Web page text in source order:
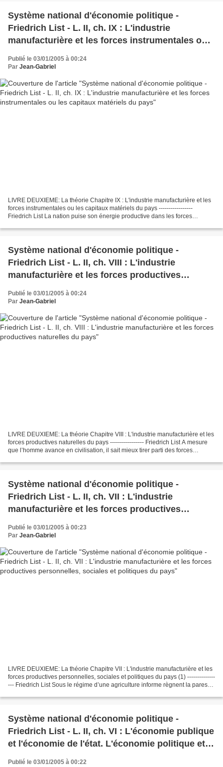
Système national d'économie politique -
Friedrich List - L. II, ch. IX : L'industrie
manufacturière et les forces instrumentales ou
les capitaux matériels du pays
Publié le 03/01/2005 à 00:24
Par Jean-Gabriel
LIVRE DEUXIEME: La théorie Chapitre IX : L'industrie manufacturière et les
forces instrumentales ou les capitaux matériels du pays -----------------
Friedrich List La nation puise son énergie productive dans les forces
Système national d'économie politique -
Friedrich List - L. II, ch. VIII : L'industrie
manufacturière et les forces productives
Publié le 03/01/2005 à 00:24
Par Jean-Gabriel
LIVRE DEUXIEME: La théorie Chapitre VIII : L'industrie manufacturière et les
forces productives naturelles du pays ----------------- Friedrich List A mesure
que l’homme avance en civilisation, il sait mieux tirer parti des forces
Système national d'économie politique -
Friedrich List - L. II, ch. VII : L'industrie
manufacturière et les forces productives
personnelles, sociales et politiques du pays
Publié le 03/01/2005 à 00:23
Par Jean-Gabriel
LIVRE DEUXIEME: La théorie Chapitre VII : L'industrie manufacturière et les
forces productives personnelles, sociales et politiques du pays (1) --------------
--- Friedrich List Sous le régime d’une agriculture informe règnent la paresse
Système national d'économie politique -
Friedrich List - L. II, ch. VI : L'économie publique
et l'économie de l'état. L'économie politique et
Publié le 03/01/2005 à 00:22